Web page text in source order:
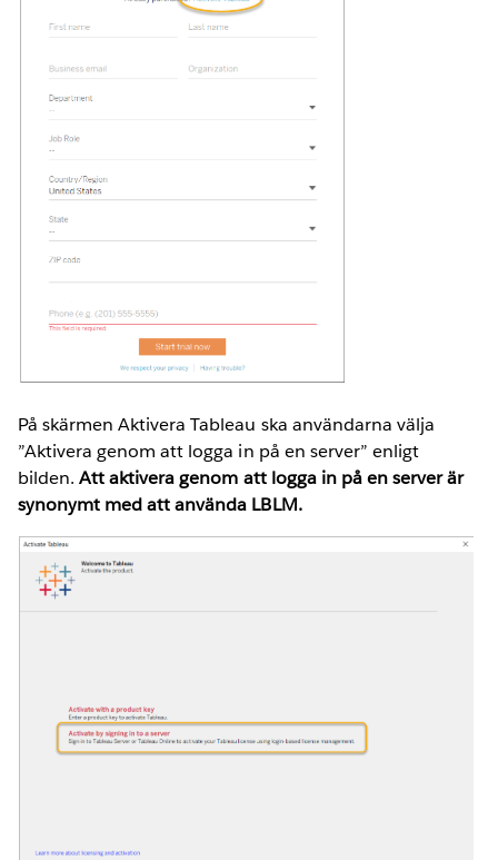
På skärmen Aktivera Tableau ska användarna välja
”Aktivera genom att logga in på en server” enligt
bilden.Att aktivera genom att logga in på en server är
synonymt med att använda LBLM.